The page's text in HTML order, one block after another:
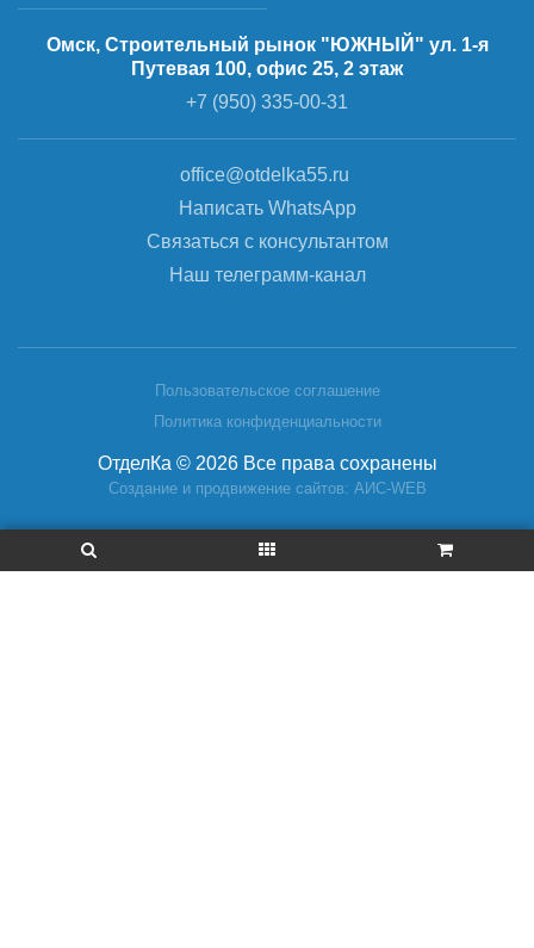
Омск, Строительный рынок "ЮЖНЫЙ" ул. 1-я
Путевая 100, офис 25, 2 этаж
+7 (950) 335-00-31
office@otdelka55.ru
Написать WhatsApp
Связаться с консультантом
Наш телеграмм-канал
Пользовательское соглашение
Политика конфиденциальности
ОтделКа © 2026 Все права сохранены
Создание и продвижение сайтов: АИС-WEB